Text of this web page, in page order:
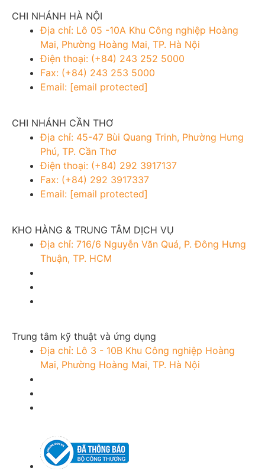
CHI NHÁNH HÀ NỘI
Địa chỉ: Lô 05 -10A Khu Công nghiệp Hoàng
Mai, Phường Hoàng Mai, TP. Hà Nội
Điện thoại: (+84) 243 252 5000
Fax: (+84) 243 253 5000
Email: [email protected]
CHI NHÁNH CẦN THƠ
Địa chỉ: 45-47 Bùi Quang Trinh, Phường Hưng
Phú, TP. Cần Thơ
Điện thoại: (+84) 292 3917137
Fax: (+84) 292 3917337
Email: [email protected]
KHO HÀNG & TRUNG TÂM DỊCH VỤ
Địa chỉ: 716/6 Nguyễn Văn Quá, P. Đông Hưng
Thuận, TP. HCM
Trung tâm kỹ thuật và ứng dụng
Địa chỉ: Lô 3 - 10B Khu Công nghiệp Hoàng
Mai, Phường Hoàng Mai, TP. Hà Nội